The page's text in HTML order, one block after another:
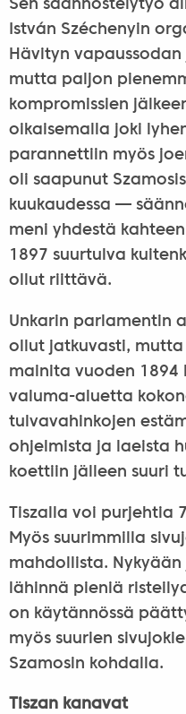
Sen säännöstelytyö
István Széchenyin
Hävityn
mutta paljon
kompromissien
oikaisemalla joki
parannettiin myös
oli saapunut
kuukaudessa —
meni yhdestä
1897 suurtulva
ollut riittävä.
Unkarin parlamentin
ollut jatkuvasti,
mainita vuoden 1894
valuma-aluetta
tulvavahinkojen
ohjelmista ja laeista
koettiin jälleen suuri
Tiszalla voi purjehtia
Myös suurimmilla
mahdollista.
lähinnä pieniä
on käytännössä
myös suurien
Szamosin kohdalla.
Tiszan kanavat